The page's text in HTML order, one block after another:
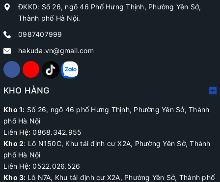
ĐKKD: Số 26, ngõ 46 Phố Hưng Thịnh, Phường Yên Sở,
Thành phố Hà Nội.
0987407999
hakuda.vn@gmail.com
KHO HÀNG
Kho 1: Số 26, ngõ 46 phố Hưng Thịnh, Phường Yên Sở, Thành
phố Hà Nội
Liên Hệ: 0868.342.955
Kho 2: Lô N150C, Khu tái định cư X2A, Phường Yên Sở, Thành
phố Hà Nội
Liên Hệ:0522.026.526
Kho 3: Lô N7A, Khu tái định cư X2A, Phường Yên Sở, Thành phố